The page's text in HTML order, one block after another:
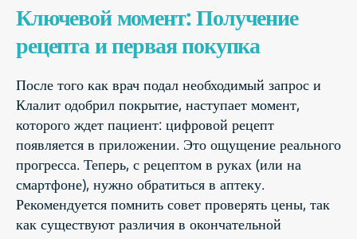
Ключевой момент: Получение
рецепта и первая покупка
После того как врач подал необходимый запрос и
Клалит одобрил покрытие, наступает момент,
которого ждет пациент: цифровой рецепт
появляется в приложении. Это ощущение реального
прогресса. Теперь, с рецептом в руках (или на
смартфоне), нужно обратиться в аптеку.
Рекомендуется помнить совет проверять цены, так
как существуют различия в окончательной